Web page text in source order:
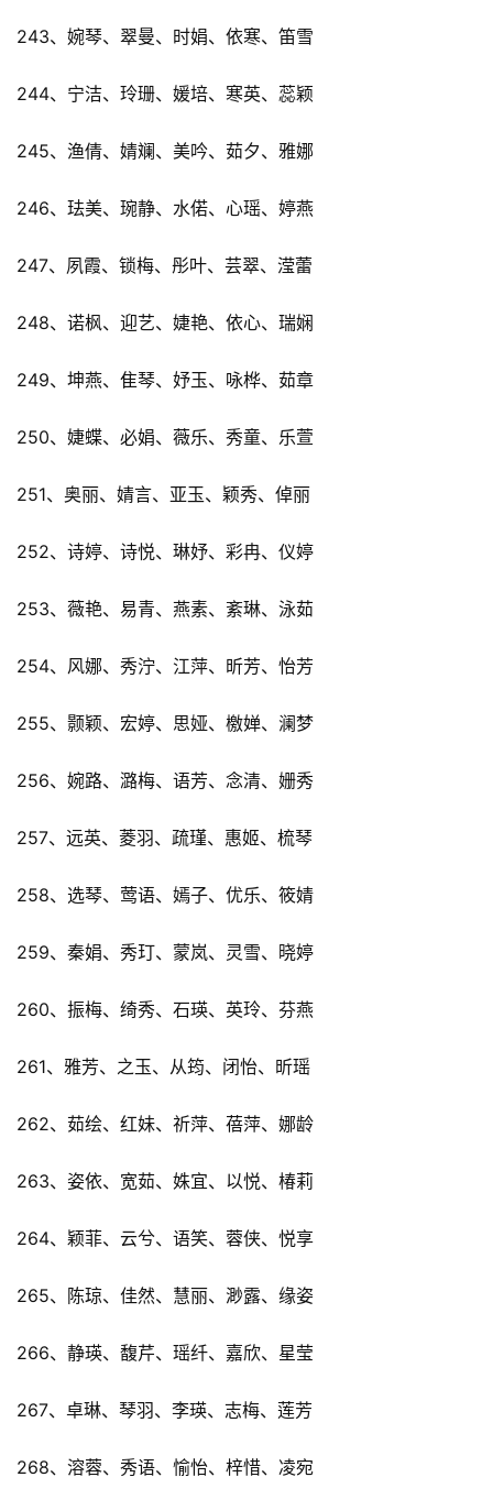
243、婉琴、翠曼、时娟、依寒、笛雪
244、宁洁、玲珊、媛培、寒英、蕊颖
245、渔倩、婧斓、美吟、茹夕、雅娜
246、珐美、琬静、水偌、心瑶、婷燕
247、夙霞、锁梅、彤叶、芸翠、滢蕾
248、诺枫、迎艺、婕艳、依心、瑞娴
249、坤燕、隹琴、妤玉、咏桦、茹章
250、婕蝶、必娟、薇乐、秀童、乐萱
251、奥丽、婧言、亚玉、颖秀、倬丽
252、诗婷、诗悦、琳妤、彩冉、仪婷
253、薇艳、易青、燕素、紊琳、泳茹
254、风娜、秀泞、江萍、昕芳、怡芳
255、颢颖、宏婷、思娅、檄婵、澜梦
256、婉路、潞梅、语芳、念清、姗秀
257、远英、菱羽、疏瑾、惠姬、梳琴
258、选琴、莺语、嫣子、优乐、筱婧
259、秦娟、秀玎、蒙岚、灵雪、晓婷
260、振梅、绮秀、石瑛、英玲、芬燕
261、雅芳、之玉、从筠、闭怡、昕瑶
262、茹绘、红妹、祈萍、蓓萍、娜龄
263、姿依、宽茹、姝宜、以悦、椿莉
264、颖菲、云兮、语笑、蓉侠、悦享
265、陈琼、佳然、慧丽、渺露、缘姿
266、静瑛、馥芹、瑶纤、嘉欣、星莹
267、卓琳、琴羽、李瑛、志梅、莲芳
268、溶蓉、秀语、愉怡、梓惜、凌宛